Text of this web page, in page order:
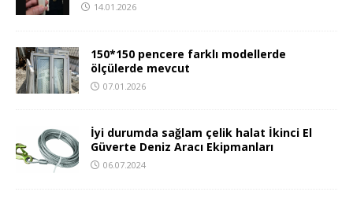
14.01.2026
150*150 pencere farklı modellerde
ölçülerde mevcut
07.01.2026
İyi durumda sağlam çelik halat İkinci El
Güverte Deniz Aracı Ekipmanları
06.07.2024